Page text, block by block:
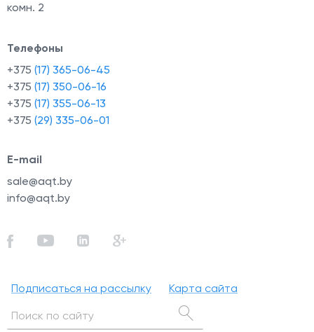
комн. 2
Телефоны
+375 (17) 365-06-45
+375 (17) 350-06-16
+375 (17) 355-06-13
+375 (29) 335-06-01
E-mail
sale@aqt.by
info@aqt.by
Подписаться на рассылку Карта сайта